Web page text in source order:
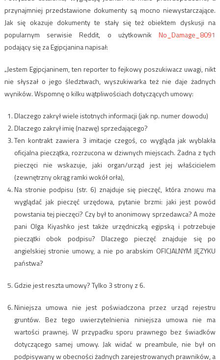
przynajmniej przedstawione dokumenty są mocno niewystarczające.
Jak się okazuje dokumenty te stały się też obiektem dyskusji na
popularnym serwisie Reddit, o użytkownikNo_Damage_8091
podający się za Egipcjanina napisał:
„Jestem Egipcjaninem, ten reporter to fejkowy poszukiwacz uwagi, nikt
nie słyszał o jego śledztwach, wyszukiwarka też nie daje żadnych
wyników. Wspomnę o kilku wątpliwościach dotyczących umowy:
Dlaczego zakrył wiele istotnych informacji (jak np. numer dowodu)
Dlaczego zakrył imię (nazwę) sprzedającego?
Ten kontrakt zawiera 3 imitacje czegoś, co wygląda jak wyblakła
oficjalna pieczątka, rozrzucona w dziwnych miejscach. Żadna z tych
pieczęci nie wskazuje, jaki organ/urząd jest jej właścicielem
(zewnętrzny okrąg ramki wokół orła),
Na stronie podpisu (str. 6) znajduje się pieczęć, która znowu ma
wyglądać jak pieczęć urzędowa, pytanie brzmi: jaki jest powód
powstania tej pieczęci? Czy był to anonimowy sprzedawca? A może
pani Olga Kiyashko jest także urzędniczką egipską i potrzebuje
pieczątki obok podpisu? Dlaczego pieczęć znajduje się po
angielskiej stronie umowy, a nie po arabskim OFICJALNYM JĘZYKU
państwa?
Gdzie jest reszta umowy? Tylko 3 strony z 6.
Niniejsza umowa nie jest poświadczona przez urząd rejestru
gruntów. Bez tego uwierzytelnienia niniejsza umowa nie ma
wartości prawnej. W przypadku sporu prawnego bez świadków
dotyczącego samej umowy. Jak widać w preambule, nie był on
podpisywany w obecności żadnych zarejestrowanych prawników, a